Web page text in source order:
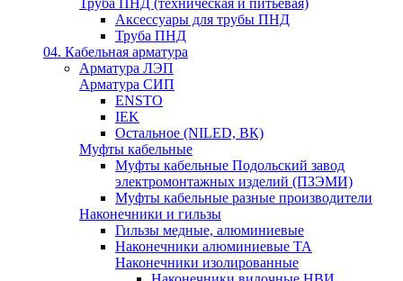
Аксессуары для трубы ПНД
Труба ПНД
04. Кабельная арматура
Арматура ЛЭП
Арматура СИП
ENSTO
IEK
Остальное (NILED, ВК)
Муфты кабельные
Муфты кабельные Подольский завод
электромонтажных изделий (ПЗЭМИ)
Муфты кабельные разные производители
Наконечники и гильзы
Гильзы медные, алюминиевые
Наконечники алюминиевые ТА
Наконечники изолированные